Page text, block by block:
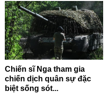
Chiến sĩ Nga tham gia
chiến dịch quân sự đặc
biệt sống sót...